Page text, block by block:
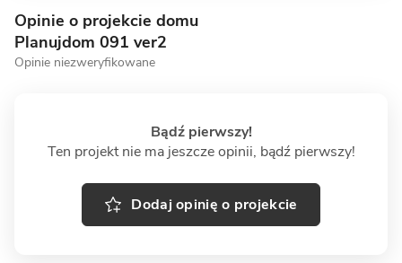
Opinie o projekcie domu
Planujdom 091 ver2
Opinie niezweryfikowane
Bądź pierwszy!
Ten projekt nie ma jeszcze opinii, bądź pierwszy!
Dodaj opinię o projekcie